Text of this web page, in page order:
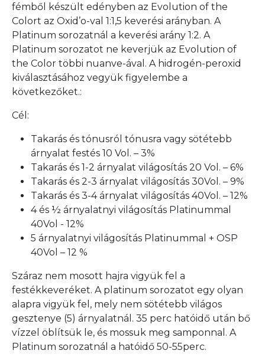
fémből készült edényben az Evolution of the
Colort az Oxid’o-val 1:1,5 keverési arányban. A
Platinum sorozatnál a keverési arány 1:2. A
Platinum sorozatot ne keverjük az Evolution of
the Color többi nuanve-ával. A hidrogén-peroxid
kiválasztásához vegyük figyelembe a
következőket.:
Cél:
Takarás és tónusról tónusra vagy sötétebb
árnyalat festés 10 Vol. – 3%
Takarás és 1-2 árnyalat világosítás 20 Vol. – 6%
Takarás és 2-3 árnyalat világosítás 30Vol. – 9%
Takarás és 3-4 árnyalat világosítás 40Vol. – 12%
4 és ½ árnyalatnyi világosítás Platinummal
40Vol - 12%
5 árnyalatnyi világosítás Platinummal + OSP
40Vol – 12 %
Száraz nem mosott hajra vigyük fel a
festékkeveréket. A platinum sorozatot egy olyan
alapra vigyük fel, mely nem sötétebb világos
gesztenye (5) árnyalatnál. 35 perc hatóidő után bő
vízzel öblítsük le, és mossuk meg samponnal. A
Platinum sorozatnál a hatóidő 50-55perc.